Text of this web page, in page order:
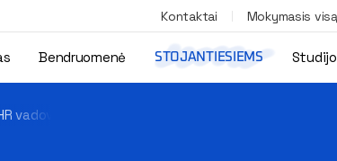
Kontaktai Mokymasis
Bendruomenė STOJANTIESIEMS
vadovės Ingos Staniūnės paskaita